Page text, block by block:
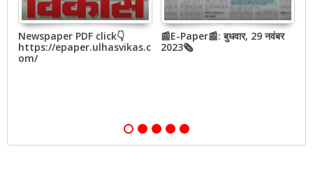
Newspaper PDF click👇
https://epaper.ulhasvikas.c
om/
📰E-Paper📰: बुधवार, 29 नवंबर
2023🗞